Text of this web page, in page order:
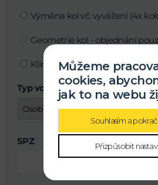
Výměna kol vč. vyvážení (4x
Geometrie kol - objednání
Klimatizace
Typ vozu
SPZ
Můžeme
cookies,
jak to na webu
Souhlasím a
Přizpůsobit